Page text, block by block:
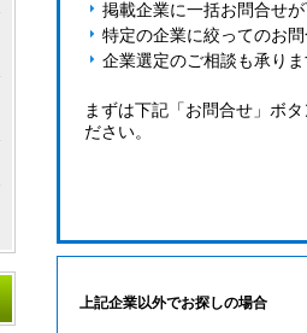
掲載企業に一括お問合せ
特定の企業に絞ってのお
企業選定のご相談も承り
まずは下記「お問合せ」ボ
ださい。
上記企業以外でお探しの場合